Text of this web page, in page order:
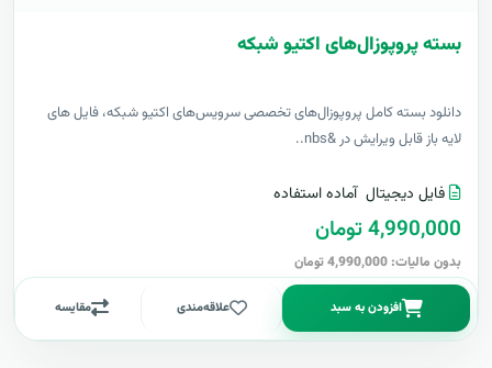
بسته پروپوزال‌های اکتیو شبکه
دانلود بسته کامل پروپوزال‌های تخصصی سرویس‌های اکتیو شبکه، فایل های
لایه باز قابل ویرایش در &nbs..
فایل دیجیتال آماده استفاده
4,990,000 تومان
بدون مالیات: 4,990,000 تومان
افزودن به سبد علاقه‌مندی مقایسه